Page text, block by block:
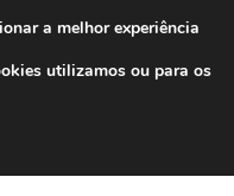
7 EUR
800 500 967
a melhor experiência
utilizamos ou para os